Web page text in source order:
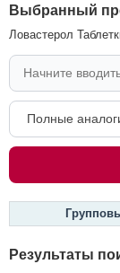
Выбранный
Ловастерол
Результаты